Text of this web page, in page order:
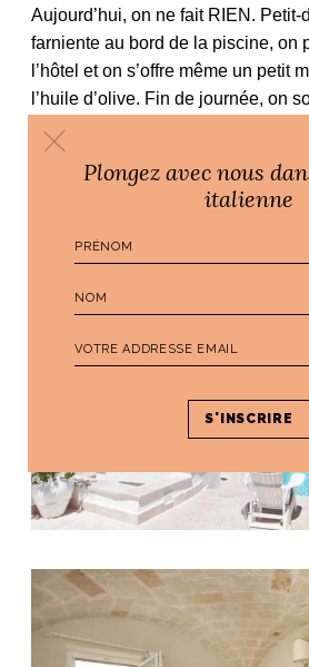
Aujourd’hui, on ne fait RIEN. Petit-
farniente au bord de la piscine, on
l’hôtel et on s’offre même un petit
l’huile d’olive. Fin de journée, on
Monopoli et on rentre ensuite dîner
dimora
Plongez avec nous
italienne